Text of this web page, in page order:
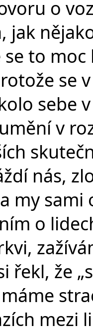
o
jak
to
se
sebe
v
nás,
my sami
o
řekl, že
mezi